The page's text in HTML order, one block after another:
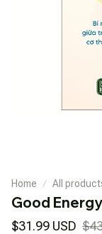
Home All
Good
$31.99 USD